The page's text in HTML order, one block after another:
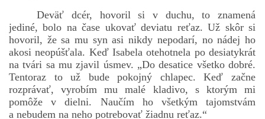
Deväť dcér, hovoril si v duchu, to znamená
jediné, bolo na čase ukovať deviatu reťaz. Už skôr si
hovoril, že sa mu syn asi nikdy nepodarí, no nádej ho
akosi neopúšťala. Keď Isabela otehotnela po desiatykrát
na tvári sa mu zjavil úsmev. „Do desatice všetko dobré.
Tentoraz to už bude pokojný chlapec. Keď začne
rozprávať, vyrobím mu malé kladivo, s ktorým mi
pomôže v dielni. Naučím ho všetkým tajomstvám
a nebudem na neho potrebovať žiadnu reťaz.“